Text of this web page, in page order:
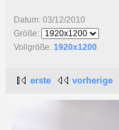
Datum: 03/12/2010
Größe:
Vollgröße: 1920x1200
erste vorherige